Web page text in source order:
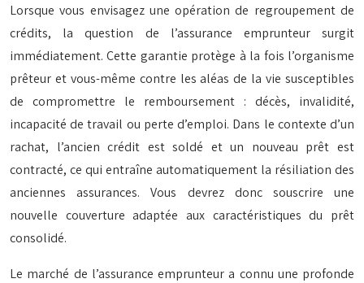
Lorsque vous envisagez une opération de regroupement de
crédits, la question de l’assurance emprunteur surgit
immédiatement. Cette garantie protège à la fois l’organisme
prêteur et vous-même contre les aléas de la vie susceptibles
de compromettre le remboursement : décès, invalidité,
incapacité de travail ou perte d’emploi. Dans le contexte d’un
rachat, l’ancien crédit est soldé et un nouveau prêt est
contracté, ce qui entraîne automatiquement la résiliation des
anciennes assurances. Vous devrez donc souscrire une
nouvelle couverture adaptée aux caractéristiques du prêt
consolidé.
Le marché de l’assurance emprunteur a connu une profonde